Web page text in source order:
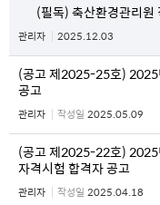
(필독) 축산환경관리원
관리자 2025.12.03
(공고 제2025-25호) 2025
공고
관리자 작성일 2025.05.09
(공고 제2025-22호) 2025
자격시험 합격자 공고
관리자 작성일 2025.04.18